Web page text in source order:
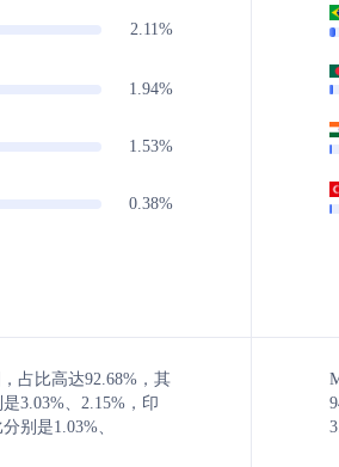
2.11%
1.94%
1.53%
0.38%
占比高达92.68%，其
3.03%、2.15%，印
别是1.03%、